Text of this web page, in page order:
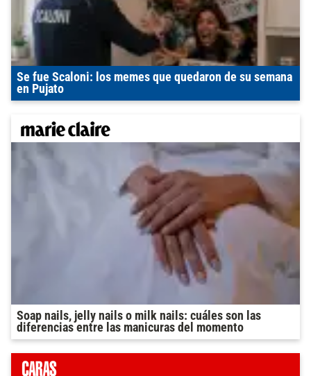
Se fue Scaloni: los memes que quedaron de su semana
en Pujato
Soap nails, jelly nails o milk nails: cuáles son las
diferencias entre las manicuras del momento